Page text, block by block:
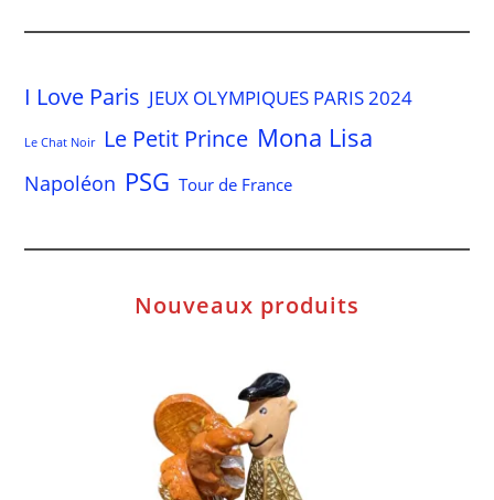
I Love Paris JEUX OLYMPIQUES PARIS 2024
Le Chat Noir Le Petit Prince Mona Lisa
Napoléon PSG Tour de France
Nouveaux produits